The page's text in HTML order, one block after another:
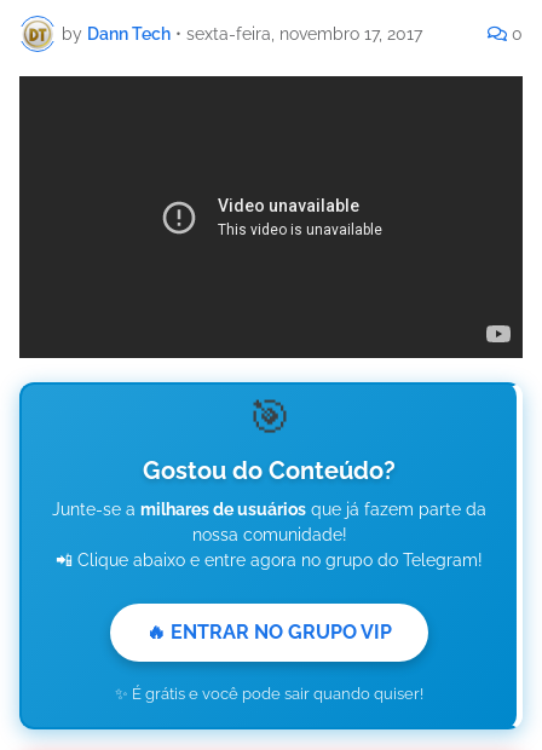
by Dann Tech • sexta-feira, novembro 17, 2017 0
🎯
Gostou do Conteúdo?
Junte-se a milhares de usuários que já fazem parte da
nossa comunidade!
📲 Clique abaixo e entre agora no grupo do Telegram!
🔥 ENTRAR NO GRUPO VIP
✨ É grátis e você pode sair quando quiser!